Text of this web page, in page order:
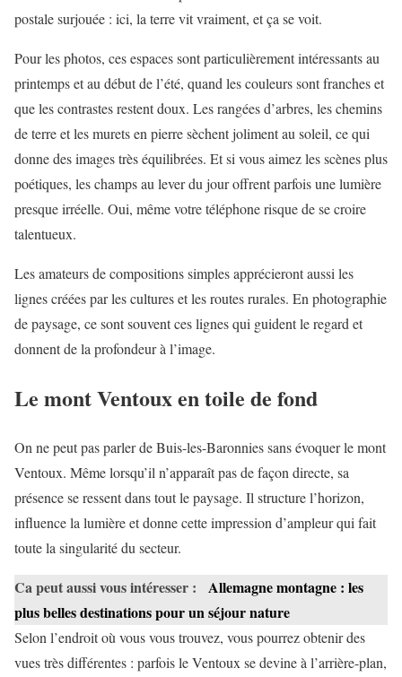
postale surjouée : ici, la terre vit vraiment, et ça se voit.
Pour les photos, ces espaces sont particulièrement intéressants au
printemps et au début de l’été, quand les couleurs sont franches et
que les contrastes restent doux. Les rangées d’arbres, les chemins
de terre et les murets en pierre sèchent joliment au soleil, ce qui
donne des images très équilibrées. Et si vous aimez les scènes plus
poétiques, les champs au lever du jour offrent parfois une lumière
presque irréelle. Oui, même votre téléphone risque de se croire
talentueux.
Les amateurs de compositions simples apprécieront aussi les
lignes créées par les cultures et les routes rurales. En photographie
de paysage, ce sont souvent ces lignes qui guident le regard et
donnent de la profondeur à l’image.
Le mont Ventoux en toile de fond
On ne peut pas parler de Buis-les-Baronnies sans évoquer le mont
Ventoux. Même lorsqu’il n’apparaît pas de façon directe, sa
présence se ressent dans tout le paysage. Il structure l’horizon,
influence la lumière et donne cette impression d’ampleur qui fait
toute la singularité du secteur.
Ca peut aussi vous intéresser :
Allemagne montagne : les
plus belles destinations pour un séjour nature
Selon l’endroit où vous vous trouvez, vous pourrez obtenir des
vues très différentes : parfois le Ventoux se devine à l’arrière-plan,